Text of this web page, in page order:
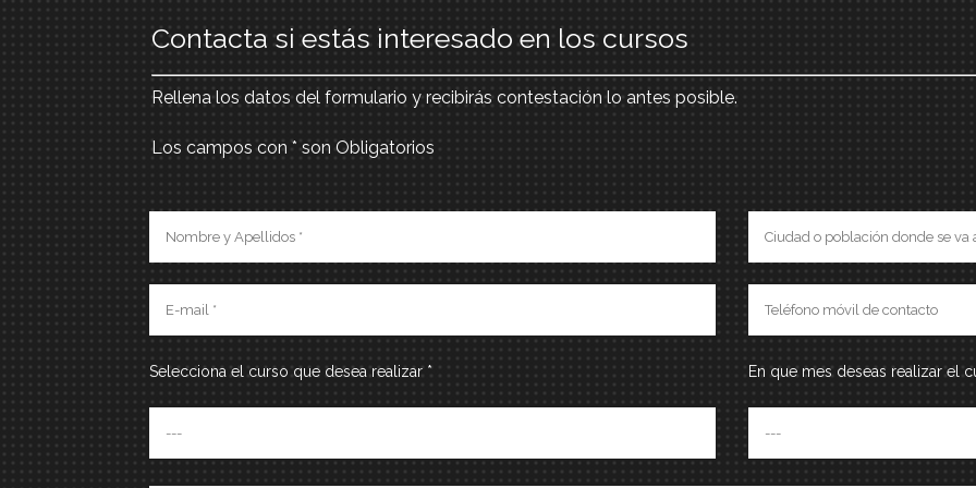
Contacta si estás interesado en los cursos
Rellena los datos del formulario y recibirás contestación lo antes posible.
Los campos con * son Obligatorios
Selecciona el curso que desea realizar * En que mes deseas realizar el